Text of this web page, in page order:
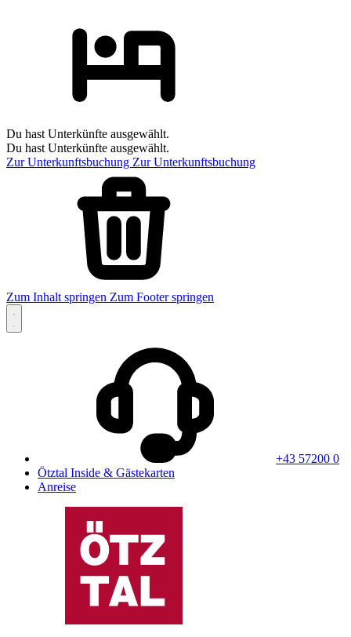
Du hast Unterkünfte ausgewählt.
Du hast Unterkünfte ausgewählt.
Zur Unterkunftsbuchung Zur Unterkunftsbuchung
Zum Inhalt springen Zum Footer springen
+43 57200 0
Ötztal Inside & Gästekarten
Anreise